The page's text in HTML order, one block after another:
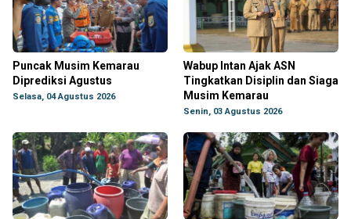
Puncak Musim Kemarau
Diprediksi Agustus
Selasa, 04 Agustus 2026
Wabup Intan Ajak ASN
Tingkatkan Disiplin dan Siaga
Musim Kemarau
Senin, 03 Agustus 2026